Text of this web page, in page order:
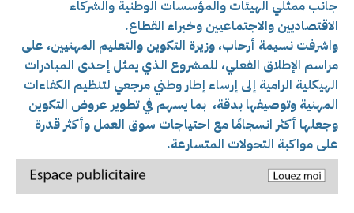
جانب ممثلي الهيئات والمؤسسات الوطنية والشركاء
الاقتصاديين والاجتماعيين وخبراء القطاع.
واشرفت نسيمة أرحاب، وزيرة التكوين والتعليم المهنيين، على
مراسم الإطلاق الفعلي، للمشروع الذي يمثل إحدى المبادرات
الهيكلية الرامية إلى إرساء إطار وطني مرجعي لتنظيم الكفاءات
المهنية وتوصيفها بدقة، بما يسهم في تطوير عروض التكوين
وجعلها أكثر انسجامًا مع احتياجات سوق العمل وأكثر قدرة
على مواكبة التحولات المتسارعة.